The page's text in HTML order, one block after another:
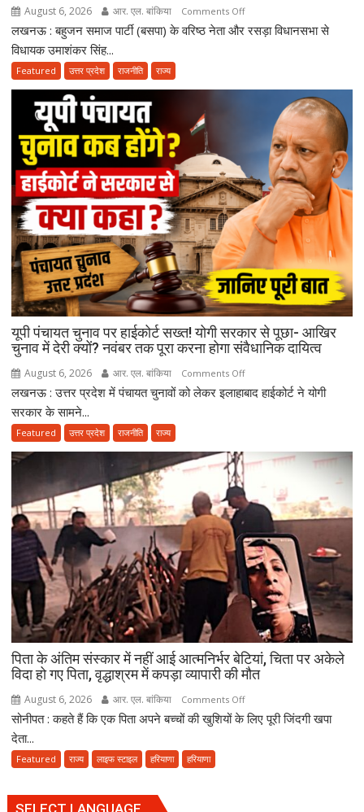
August 6, 2026 आर. एल. बांकिया Comments Offon
“मुझे
उमाशंकर
सिंह
को
याद
कर
भावुक
हुईं
मायावती,
बेटे
को
राजनीति
में
लखनऊ : बहुजन समाज पार्टी (बसपा) के वरिष्ठ नेता और रसड़ा विधानसभा से
विधायक उमाशंकर सिंह...
Featured उत्तर प्रदेश राजनीति राज्य
यूपी पंचायत चुनाव पर हाईकोर्ट सख्त! योगी सरकार से पूछा- आखिर
चुनाव में देरी क्यों? नवंबर तक पूरा करना होगा संवैधानिक दायित्व
August 6, 2026 आर. एल. बांकिया Comments Offon
यूपी
हाईकोर्ट
योगी
से
पूछा-
आखिर
चुनाव
में
देरी
क्यों?
नवंबर
तक
पूरा
करना
लखनऊ : उत्तर प्रदेश में पंचायत चुनावों को लेकर इलाहाबाद हाईकोर्ट ने योगी
सरकार के सामने...
Featured उत्तर प्रदेश राजनीति राज्य
पिता के अंतिम संस्कार में नहीं आई आत्मनिर्भर बेटियां, चिता पर अकेले
विदा हो गए पिता, वृद्धाश्रम में कपड़ा व्यापारी की मौत
August 6, 2026 आर. एल. बांकिया Comments Offon
पिता
सोनीपत : कहते हैं कि एक पिता अपने बच्चों की खुशियों के लिए पूरी जिंदगी खपा
देता...
Featured राज्य लाइफ स्टाइल हरियाणा हरियाणा
SELECT LANGUAGE